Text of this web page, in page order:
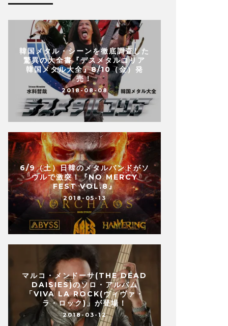
韓国メタル・シーンを徹底調査した
驚異の大全書『デスメタルコリア
韓国メタル大全』8/10（金）発
売！
2018-08-08
6/9（土）日韓のメタルバンドがソ
ウルで激突！『NO MERCY
FEST VOL.8』
2018-05-13
マルコ・メンドーサ(THE DEAD
DAISIES)のソロ・アルバム
「VIVA LA ROCK(ヴィヴァ・
ラ・ロック)」が登場！
2018-03-12